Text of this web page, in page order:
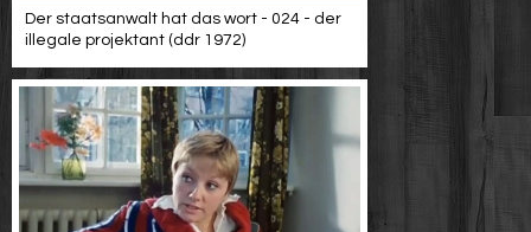
Der staatsanwalt hat das wort - 024 - der
illegale projektant (ddr 1972)